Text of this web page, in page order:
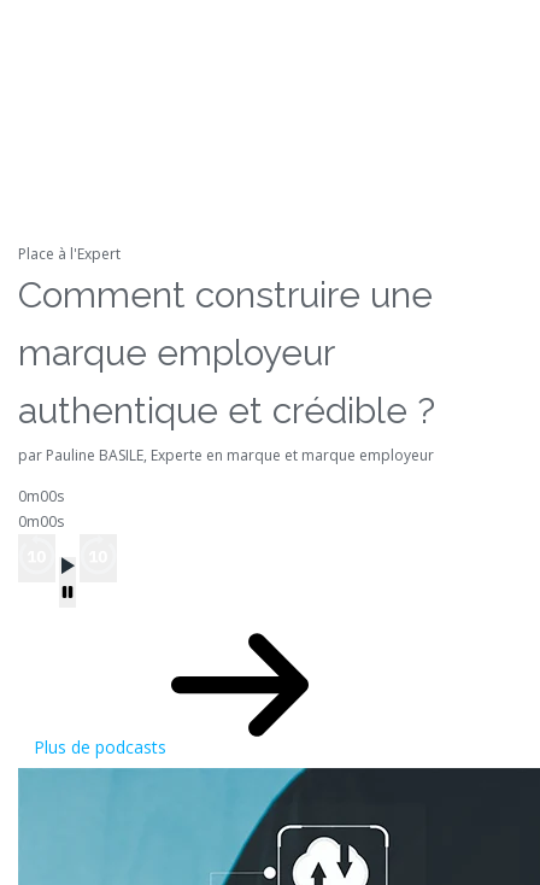
Place à l'Expert
Comment construire une
marque employeur
authentique et crédible ?
par Pauline BASILE, Experte en marque et marque employeur
0m00s
0m00s
Plus de podcasts